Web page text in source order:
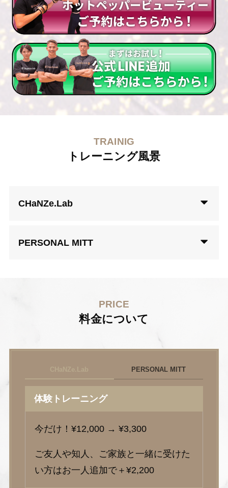
TRAINIG
トレーニング風景
CHaNZe.Lab
PERSONAL MITT
PRICE
料金について
PERSONAL MITT
体験トレーニング
今だけ！¥12,000 → ¥3,300
ご友人や知人、ご家族と一緒に受けた
い方はお一人追加で＋¥2,200